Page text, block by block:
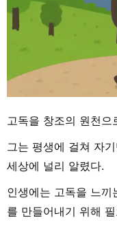
고독을 창조의 원천
그는 평생에 걸쳐 자
세상에 널리 알렸다.
인생에는 고독을 느끼
를 만들어내기 위해